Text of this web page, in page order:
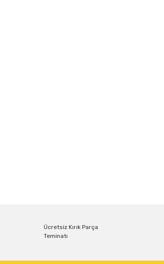
Ücretsiz Kırık Parça
Teminatı